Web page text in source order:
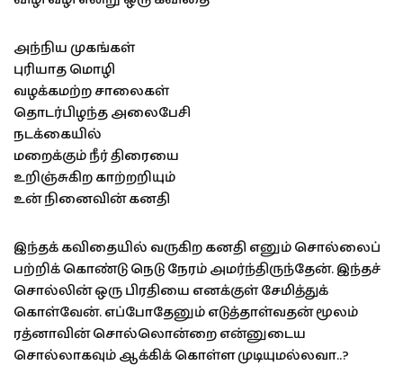
அந்நிய முகங்கள்
புரியாத மொழி
வழக்கமற்ற சாலைகள்
தொடர்பிழந்த அலைபேசி
நடக்கையில்
மறைக்கும் நீர் திரையை
உறிஞ்சுகிற காற்றறியும்
உன் நினைவின் கனதி
இந்தக் கவிதையில் வருகிற கனதி எனும் சொல்லைப்
பற்றிக் கொண்டு நெடு நேரம் அமர்ந்திருந்தேன். இந்தச்
சொல்லின் ஒரு பிரதியை எனக்குள் சேமித்துக்
கொள்வேன். எப்போதேனும் எடுத்தாள்வதன் மூலம்
ரத்னாவின் சொல்லொன்றை என்னுடைய
சொல்லாகவும் ஆக்கிக் கொள்ள முடியுமல்லவா..?